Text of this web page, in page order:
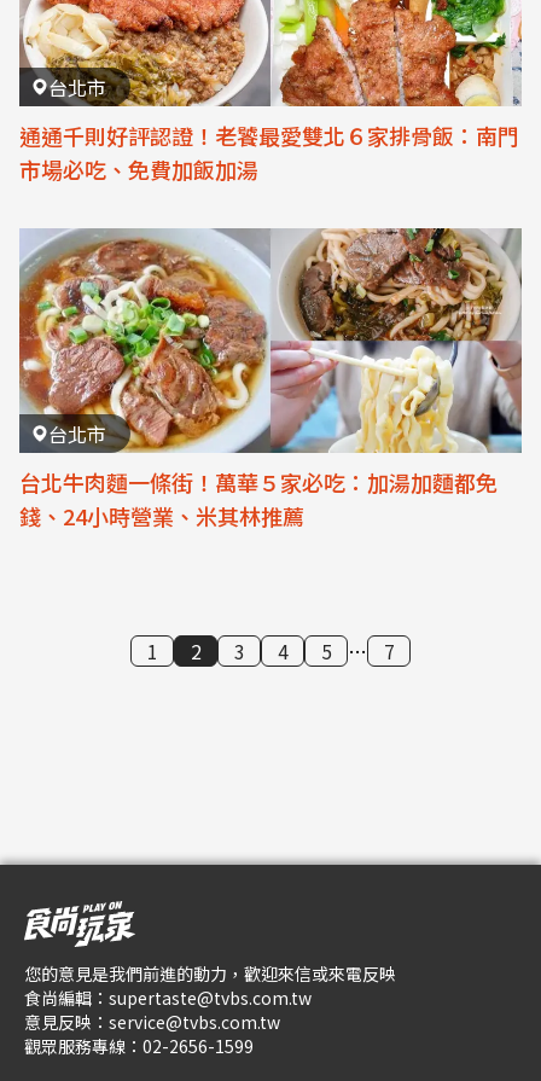
台北市
通通千則好評認證！老饕最愛雙北６家排骨飯：南門
市場必吃、免費加飯加湯
台北市
台北牛肉麵一條街！萬華５家必吃：加湯加麵都免
錢、24小時營業、米其林推薦
1 2 3 4 5 … 7
您的意見是我們前進的動力，歡迎來信或來電反映
食尚編輯： supertaste@tvbs.com.tw
意見反映： service@tvbs.com.tw
觀眾服務專線： 02-2656-1599